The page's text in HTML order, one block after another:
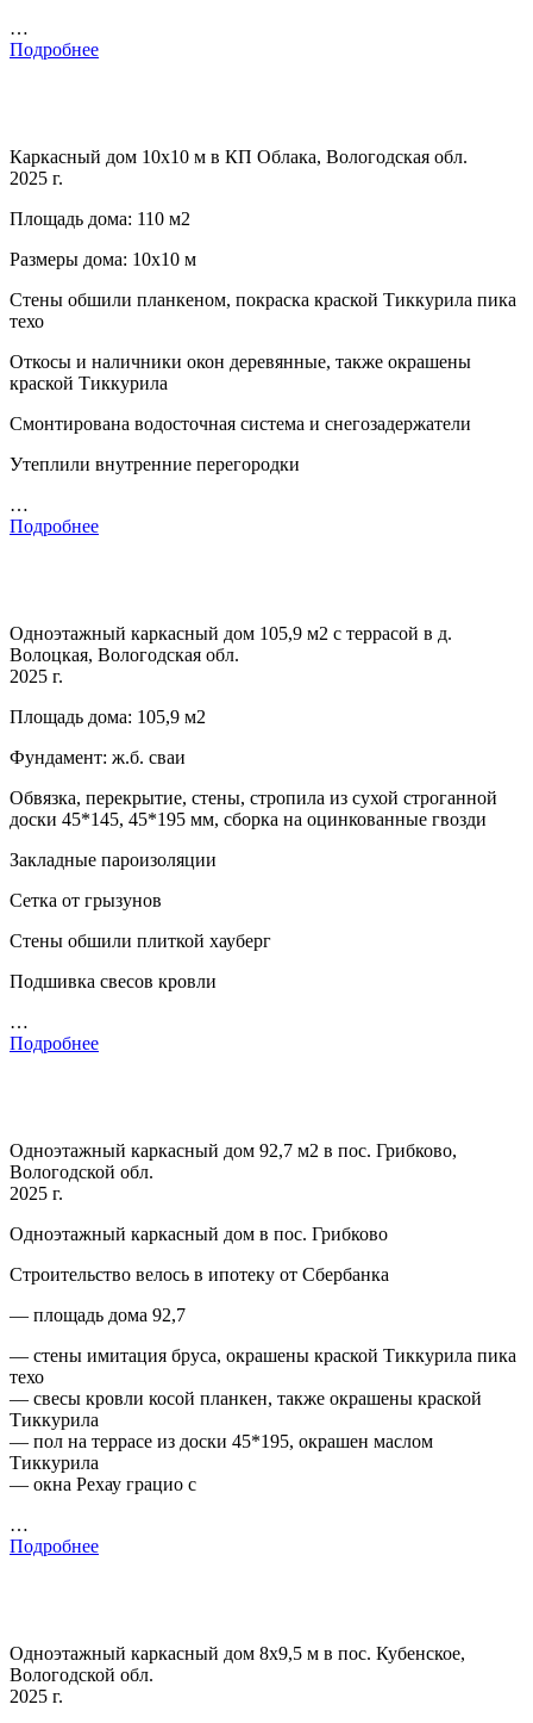
…
Подробнее
Каркасный дом 10х10 м в КП Облака, Вологодская обл.
2025 г.
Площадь дома: 110 м2
Размеры дома: 10х10 м
Стены обшили планкеном, покраска краской Тиккурила пика
техо
Откосы и наличники окон деревянные, также окрашены
краской Тиккурила
Смонтирована водосточная система и снегозадержатели
Утеплили внутренние перегородки
…
Подробнее
Одноэтажный каркасный дом 105,9 м2 с террасой в д.
Волоцкая, Вологодская обл.
2025 г.
Площадь дома: 105,9 м2
Фундамент: ж.б. сваи
Обвязка, перекрытие, стены, стропила из сухой строганной
доски 45*145, 45*195 мм, сборка на оцинкованные гвозди
Закладные пароизоляции
Сетка от грызунов
Стены обшили плиткой хауберг
Подшивка свесов кровли
…
Подробнее
Одноэтажный каркасный дом 92,7 м2 в пос. Грибково,
Вологодской обл.
2025 г.
Одноэтажный каркасный дом в пос. Грибково
Строительство велось в ипотеку от Сбербанка
— площадь дома 92,7
— стены имитация бруса, окрашены краской Тиккурила пика
техо
— свесы кровли косой планкен, также окрашены краской
Тиккурила
— пол на террасе из доски 45*195, окрашен маслом
Тиккурила
— окна Рехау грацио с
…
Подробнее
Одноэтажный каркасный дом 8х9,5 м в пос. Кубенское,
Вологодской обл.
2025 г.